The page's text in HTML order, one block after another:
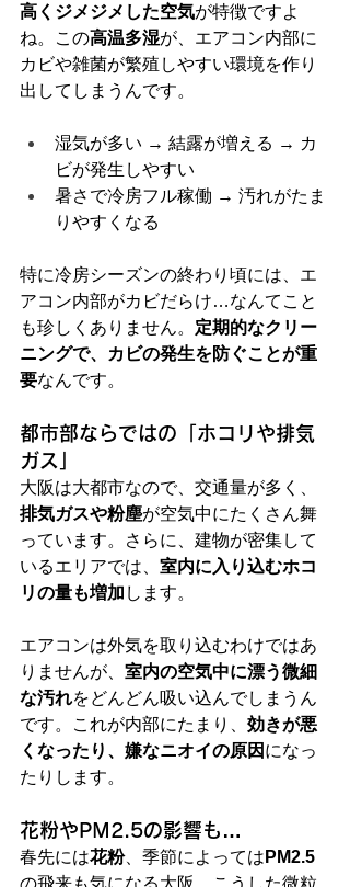
高くジメジメした空気が特徴ですよ
ね。この高温多湿が、エアコン内部に
カビや雑菌が繁殖しやすい環境を作り
出してしまうんです。
湿気が多い → 結露が増える → カ
ビが発生しやすい
暑さで冷房フル稼働 → 汚れがたま
りやすくなる
特に冷房シーズンの終わり頃には、エ
アコン内部がカビだらけ…なんてこと
も珍しくありません。 定期的なクリー
ニングで、カビの発生を防ぐことが重
要なんです。
都市部ならではの「ホコリや排気
ガス」
大阪は大都市なので、交通量が多く、
排気ガスや粉塵が空気中にたくさん舞
っています。さらに、建物が密集して
いるエリアでは、 室内に入り込むホコ
リの量も増加 します。
エアコンは外気を取り込むわけではあ
りませんが、 室内の空気中に漂う微細
な汚れをどんどん吸い込んでしまうん
です。これが内部にたまり、 効きが悪
くなったり、嫌なニオイの原因 になっ
たりします。
花粉やPM2.5の影響も…
春先には花粉、季節によっては PM2.5
の飛来も気になる大阪。こうした微粒